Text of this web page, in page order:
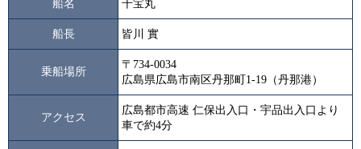
船名 千宝丸
船長 皆川 實
乗船場所
〒734-0034
広島県広島市南区丹那町1-19（丹那港）
アクセス
広島都市高速 仁保出入口・宇品出入口より
車で約4分